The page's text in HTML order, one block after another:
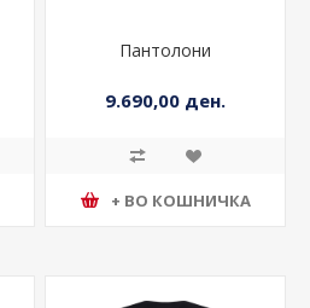
Пантолони
9.690,00 ден.
+ ВО КОШНИЧКА